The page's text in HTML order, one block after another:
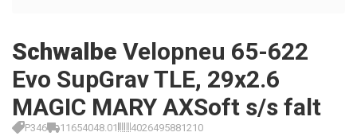
Schwalbe Velopneu 65-622
Evo SupGrav TLE, 29x2.6
MAGIC MARY AXSoft s/s falt
P346 11654048.01 4026495881210